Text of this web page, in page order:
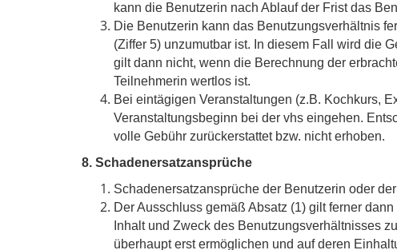
kann die Benutzerin nach Ablauf der Frist das
Die Benutzerin kann das Benutzungsverhältnis
(Ziffer 5) unzumutbar ist. In diesem Fall wird die
gilt dann nicht, wenn die Berechnung der
Teilnehmerin wertlos ist.
Bei eintägigen Veranstaltungen (z.B. Kochkurs,
Veranstaltungsbeginn bei der vhs eingehen.
volle Gebühr zurückerstattet bzw. nicht erhoben.
8. Schadenersatzansprüche
Schadenersatzansprüche der Benutzerin oder
Der Ausschluss gemäß Absatz (1) gilt ferner
Inhalt und Zweck des Benutzungsverhältnisses
überhaupt erst ermöglichen und auf deren